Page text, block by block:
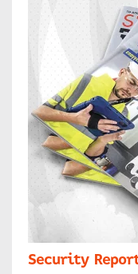
Security